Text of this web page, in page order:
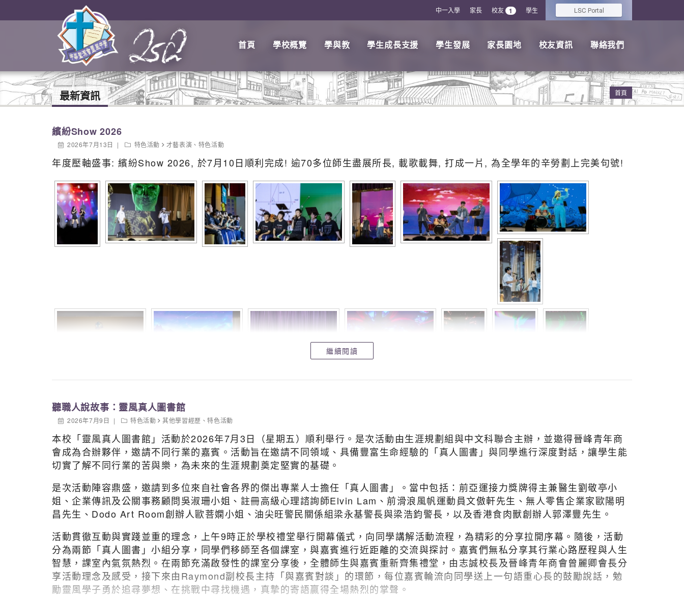
中一入學 家長 校友 1 學生 LSC Portal
首頁 學校概覽 學與教 學生成長支援 學生發展 家長園地 校友資訊 聯絡我們
首頁
最新資訊
繽紛Show 2026
2026年7月13日 特色活動 才藝表演 、 特色活動
年度壓軸盛事: 繽紛Show 2026, 於7月10日順利完成! 逾70多位師生盡展所長, 載歌載舞, 打成一片, 為全學年的辛勞劃上完美句號!
繼續閱讀
聽職人說故事：靈風真人圖書館
2026年7月9日 特色活動 其他學習經歷 、特色活動
本校「靈風真人圖書館」活動於2026年7月3日（星期五）順利舉行。是次活動由生涯規劃組與中文科聯合主辦，並邀得晉峰青年商
會成為合辦夥伴，邀請不同行業的嘉賓。活動旨在邀請不同領域、具備豐富生命經驗的「真人圖書」與同學進行深度對話，讓學生能
切實了解不同行業的苦與樂，為未來的生涯規劃奠定堅實的基礎。
是次活動陣容鼎盛，邀請到多位來自社會各界的傑出專業人士擔任「真人圖書」。當中包括：前亞運接力獎牌得主兼醫生劉敬亭小
姐、企業傳訊及公關事務顧問吳淑珊小姐、註冊高級心理諮詢師Elvin Lam、前滑浪風帆運動員文傲軒先生、無人零售企業家歐陽明
昌先生、Dodo Art Room創辦人歐菩嫻小姐、油尖旺警民關係組梁永基警長與梁浩鈞警長，以及香港食肉獸創辦人郭澤豐先生。
活動貫徹互動與實踐並重的理念，上午9時正於學校禮堂舉行開幕儀式，向同學講解活動流程，為精彩的分享拉開序幕。隨後，活動
分為兩節「真人圖書」小組分享，同學們移師至各個課室，與嘉賓進行近距離的交流與探討。嘉賓們無私分享其行業心路歷程與人生
智慧，課室內氣氛熱烈。在兩節充滿啟發性的課室分享後，全體師生與嘉賓重新齊集禮堂，由志誠校長及晉峰青年商會曾麗卿會長分
享活動理念及感受，接下來由Raymond副校長主持「與嘉賓對談」的環節，每位嘉賓輪流向同學送上一句語重心長的鼓勵說話，勉
勵靈風學子勇於追尋夢想、在挑戰中尋找機遇，真摯的寄語贏得全場熱烈的掌聲。